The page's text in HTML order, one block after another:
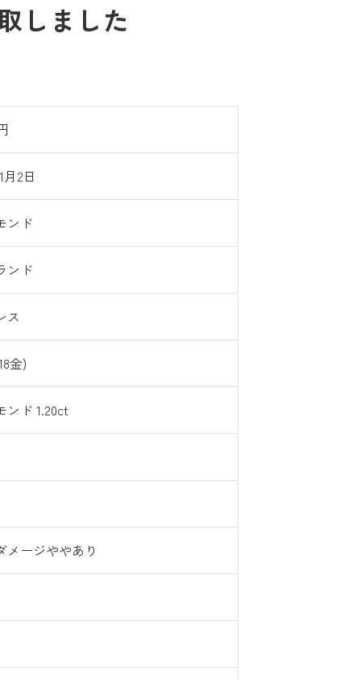
しました
月2日
ンド
ンド
ス
金)
ンド 1.20ct
メージややあり